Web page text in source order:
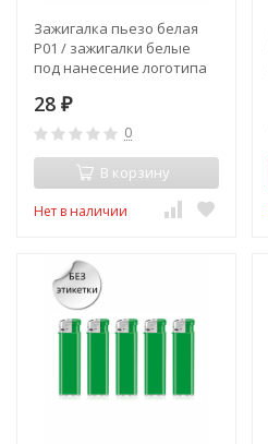
Зажигалка пьезо белая
Р01 / зажигалки белые
под нанесение логотипа
28 ₽
0
В корзину
Нет в наличии